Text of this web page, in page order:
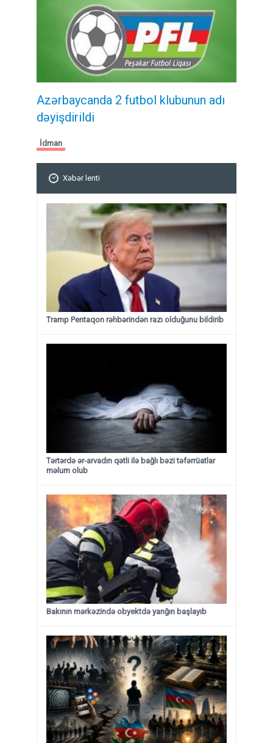
Azərbaycanda 2 futbol klubunun adı
dəyişdirildi
İdman
Xəbər lenti
Tramp Pentaqon rəhbərindən razı olduğunu bildirib
Tərtərdə ər-arvadın qətli ilə bağlı bəzi təfərrüatlar
məlum olub
Bakının mərkəzində obyektdə yanğın başlayıb